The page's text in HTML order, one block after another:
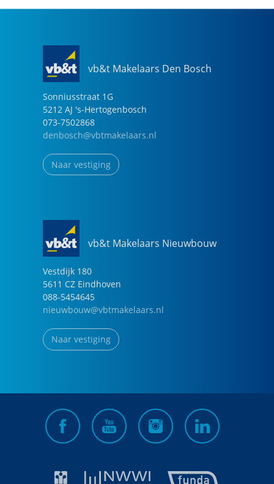
vb&t Makelaars Den Bosch
Sonniusstraat 1G
5212 AJ 's-Hertogenbosch
073-7502868
denbosch@vbtmakelaars.nl
Naar vestiging
vb&t Makelaars Nieuwbouw
Vestdijk 180
5611 CZ Eindhoven
088-5454645
nieuwbouw@vbtmakelaars.nl
Naar vestiging